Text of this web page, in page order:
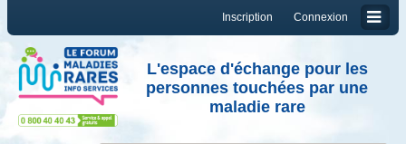
Connexion
Inscription
L'espace d'échange pour les
personnes touchées par une
maladie rare